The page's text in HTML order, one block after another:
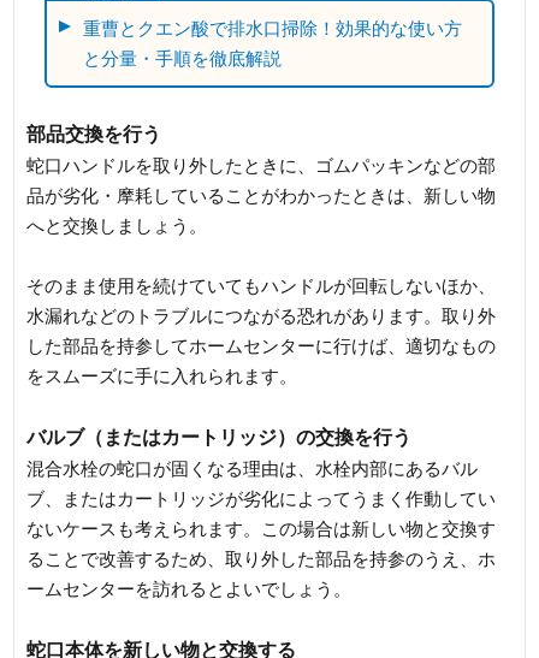
重曹とクエン酸で排水口掃除！効果的な使い方
と分量・手順を徹底解説
部品交換を行う
蛇口ハンドルを取り外したときに、ゴムパッキンなどの部
品が劣化・摩耗していることがわかったときは、新しい物
へと交換しましょう。
そのまま使用を続けていてもハンドルが回転しないほか、
水漏れなどのトラブルにつながる恐れがあります。取り外
した部品を持参してホームセンターに行けば、適切なもの
をスムーズに手に入れられます。
バルブ（またはカートリッジ）の交換を行う
混合水栓の蛇口が固くなる理由は、水栓内部にあるバル
ブ、またはカートリッジが劣化によってうまく作動してい
ないケースも考えられます。この場合は新しい物と交換す
ることで改善するため、取り外した部品を持参のうえ、ホ
ームセンターを訪れるとよいでしょう。
蛇口本体を新しい物と交換する